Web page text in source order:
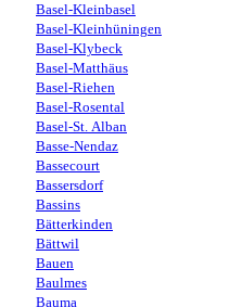
Basel-Kleinbasel
Basel-Kleinhüningen
Basel-Klybeck
Basel-Matthäus
Basel-Riehen
Basel-Rosental
Basel-St. Alban
Basse-Nendaz
Bassecourt
Bassersdorf
Bassins
Bätterkinden
Bättwil
Bauen
Baulmes
Bauma